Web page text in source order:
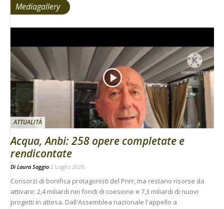
Mediagallery
ATTUALITÀ
Acqua, Anbi: 258 opere completate e
rendicontate
Di Laura Saggio 2 Luglio 2026
Consorzi di bonifica protagonisti del Pnrr, ma restano risorse da
attivare: 2,4 miliardi nei fondi di coesione e 7,3 miliardi di nuovi
progetti in attesa. Dall'Assemblea nazionale l'appello a